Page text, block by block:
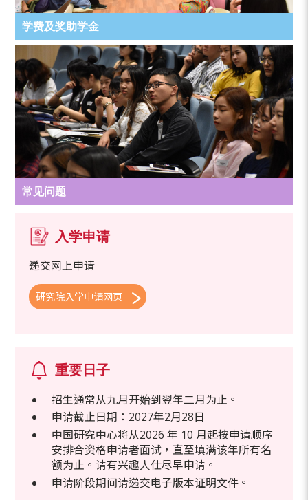
学费及奖助学金
常见问题
入学申请
递交网上申请
研究院入学申请网页
重要日子
招生通常从九月开始到翌年二月为止。
申请截止日期：2027年2月28日
中国研究中心将从2026 年 10 月起按申请顺序
安排合资格申请者面试，直至填满该年所有名
额为止。请有兴趣人仕尽早申请。
申请阶段期间请递交电子版本证明文件。